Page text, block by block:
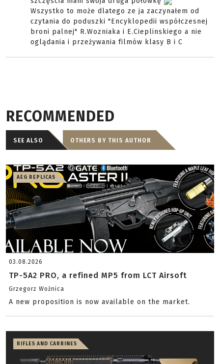
Wszystko to może dlatego ze ja zaczynałem od
czytania do poduszki "Encyklopedii współczesnej
broni palnej" R.Wozniaka i E.Cieplinskiego a nie
oglądania i przeżywania filmów klasy B i C
RECOMMENDED
SEE ALSO OTHERS BY THIS AUTHOR
AEG REPLICAS
03.08.2026
TP-5A2 PRO, a refined MP5 from LCT Airsoft
Grzegorz Woźnica
A new proposition is now available on the market.
RIFLES AND CARBINES